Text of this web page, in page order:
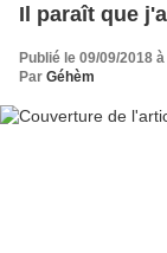
Il paraît que
Publié le 09/09/2018
Par Géhèm